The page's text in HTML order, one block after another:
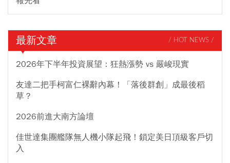
最新文章 / HOT NEWS /
2026年下半年投資展望：狂熱漲勢 vs 嚴峻現實
友達二把手柯富仁裸辭內幕！「落後群創」成最後稻
草？
2026前進大南方論壇
佳世達集團艦隊無人機小隊起飛！鎖定美日頂級客戶切
入